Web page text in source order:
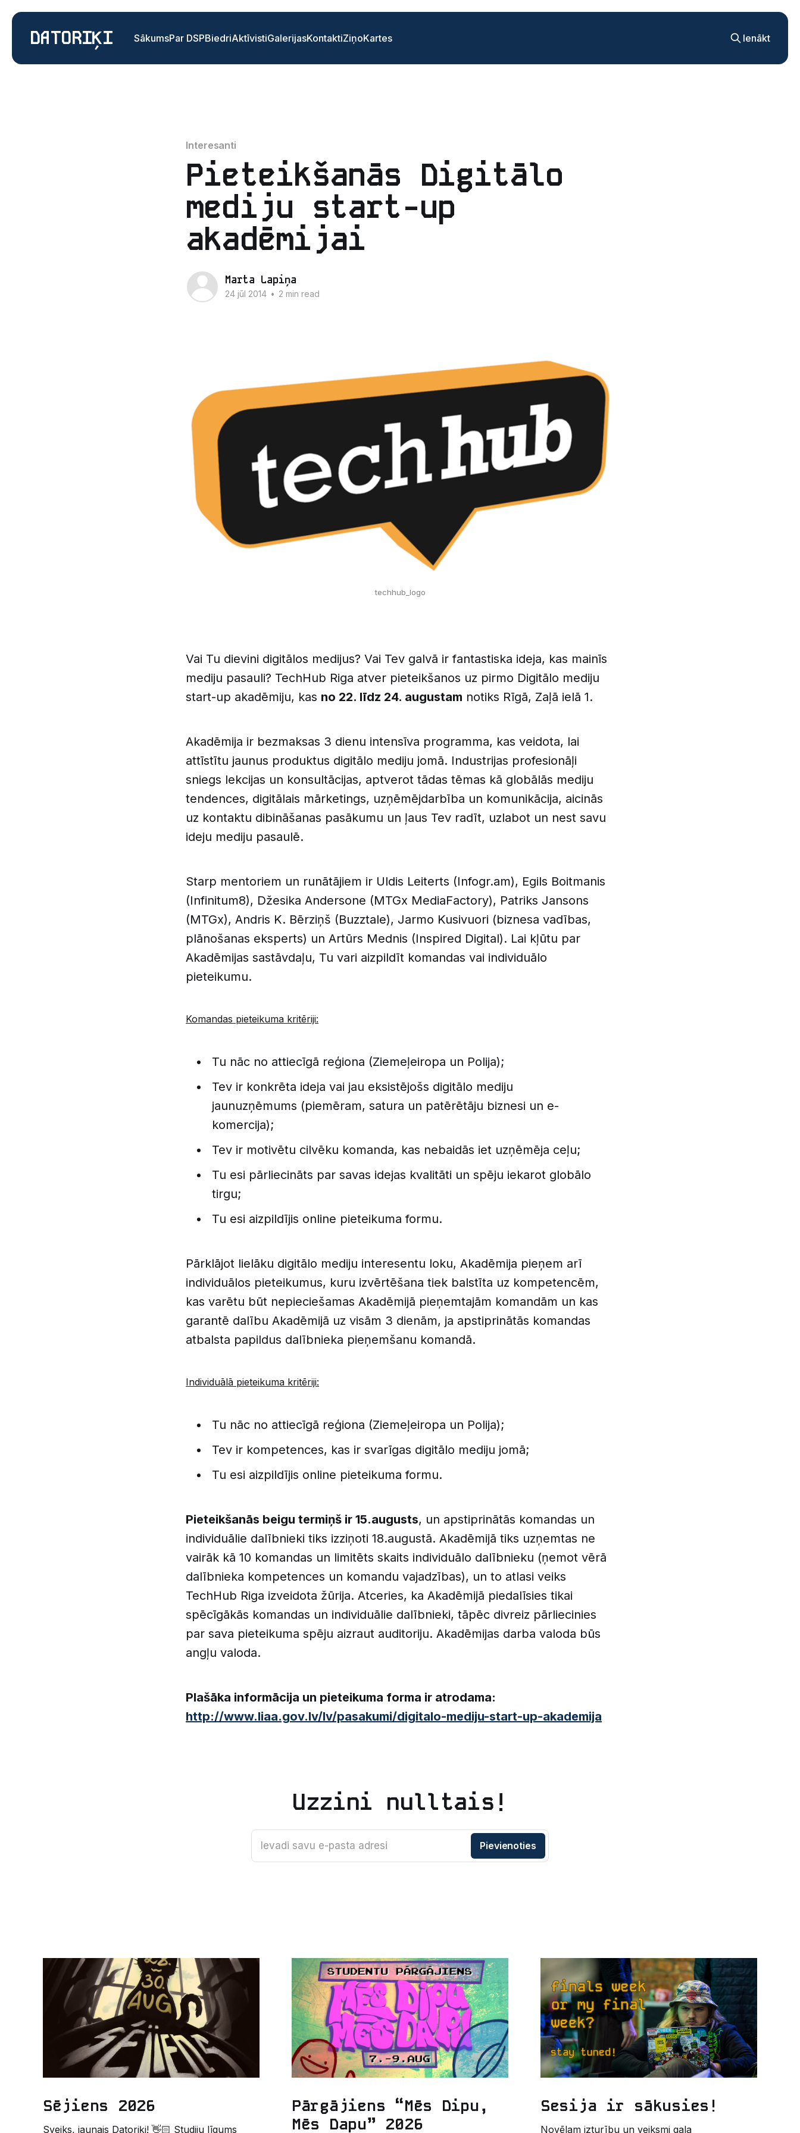
DATORIĶI SākumsPar DSPBiedriAktīvistiGalerijasKontaktiZiņoKartes Ienākt
Interesanti
Pieteikšanās Digitālo
mediju start-up
akadēmijai
Marta Lapiņa
24 jūl 2014 • 2 min read
techhub_logo
Vai Tu dievini digitālos medijus? Vai Tev galvā ir fantastiska ideja, kas mainīs
mediju pasauli? TechHub Riga atver pieteikšanos uz pirmo Digitālo mediju
start-up akadēmiju, kas no 22. līdz 24. augustam notiks Rīgā, Zaļā ielā 1.
Akadēmija ir bezmaksas 3 dienu intensīva programma, kas veidota, lai
attīstītu jaunus produktus digitālo mediju jomā. Industrijas profesionāļi
sniegs lekcijas un konsultācijas, aptverot tādas tēmas kā globālās mediju
tendences, digitālais mārketings, uzņēmējdarbība un komunikācija, aicinās
uz kontaktu dibināšanas pasākumu un ļaus Tev radīt, uzlabot un nest savu
ideju mediju pasaulē.
Starp mentoriem un runātājiem ir Uldis Leiterts (Infogr.am), Egils Boitmanis
(Infinitum8), Džesika Andersone (MTGx MediaFactory), Patriks Jansons
(MTGx), Andris K. Bērziņš (Buzztale), Jarmo Kusivuori (biznesa vadības,
plānošanas eksperts) un Artūrs Mednis (Inspired Digital). Lai kļūtu par
Akadēmijas sastāvdaļu, Tu vari aizpildīt komandas vai individuālo
pieteikumu.
Komandas pieteikuma kritēriji:
Tu nāc no attiecīgā reģiona (Ziemeļeiropa un Polija);
Tev ir konkrēta ideja vai jau eksistējošs digitālo mediju
jaunuzņēmums (piemēram, satura un patērētāju biznesi un e-
komercija);
Tev ir motivētu cilvēku komanda, kas nebaidās iet uzņēmēja ceļu;
Tu esi pārliecināts par savas idejas kvalitāti un spēju iekarot globālo
tirgu;
Tu esi aizpildījis online pieteikuma formu.
Pārklājot lielāku digitālo mediju interesentu loku, Akadēmija pieņem arī
individuālos pieteikumus, kuru izvērtēšana tiek balstīta uz kompetencēm,
kas varētu būt nepieciešamas Akadēmijā pieņemtajām komandām un kas
garantē dalību Akadēmijā uz visām 3 dienām, ja apstiprinātās komandas
atbalsta papildus dalībnieka pieņemšanu komandā.
Individuālā pieteikuma kritēriji:
Tu nāc no attiecīgā reģiona (Ziemeļeiropa un Polija);
Tev ir kompetences, kas ir svarīgas digitālo mediju jomā;
Tu esi aizpildījis online pieteikuma formu.
Pieteikšanās beigu termiņš ir 15.augusts, un apstiprinātās komandas un
individuālie dalībnieki tiks izziņoti 18.augustā. Akadēmijā tiks uzņemtas ne
vairāk kā 10 komandas un limitēts skaits individuālo dalībnieku (ņemot vērā
dalībnieka kompetences un komandu vajadzības), un to atlasi veiks
TechHub Riga izveidota žūrija. Atceries, ka Akadēmijā piedalīsies tikai
spēcīgākās komandas un individuālie dalībnieki, tāpēc divreiz pārliecinies
par sava pieteikuma spēju aizraut auditoriju. Akadēmijas darba valoda būs
angļu valoda.
Plašāka informācija un pieteikuma forma ir atrodama:
http://www.liaa.gov.lv/lv/pasakumi/digitalo-mediju-start-up-akademija
Uzzini nulltais!
Ievadi savu e-pasta adresi Pievienoties
Sējiens 2026
Sveiks, jaunais Datoriķi! 👋🏻 Studiju līgums
Pārgājiens “Mēs Dipu,
Mēs Dapu” 2026
Sesija ir sākusies!
Novēlam izturību un veiksmi gala